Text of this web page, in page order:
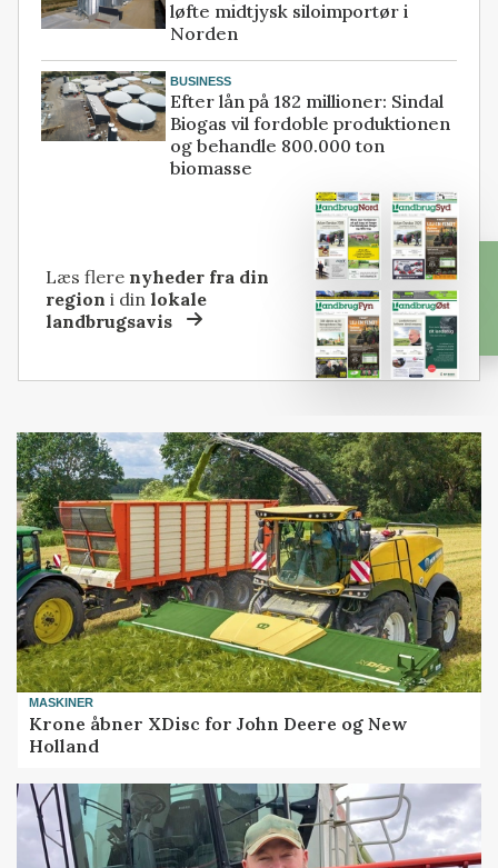
løfte midtjysk siloimportør i
Norden
BUSINESS
Efter lån på 182 millioner: Sindal
Biogas vil fordoble produktionen
og behandle 800.000 ton
biomasse
Læs flere nyheder fra din
region i dinlokale
landbrugsavis
MASKINER
Krone åbner XDisc for John Deere og New
Holland